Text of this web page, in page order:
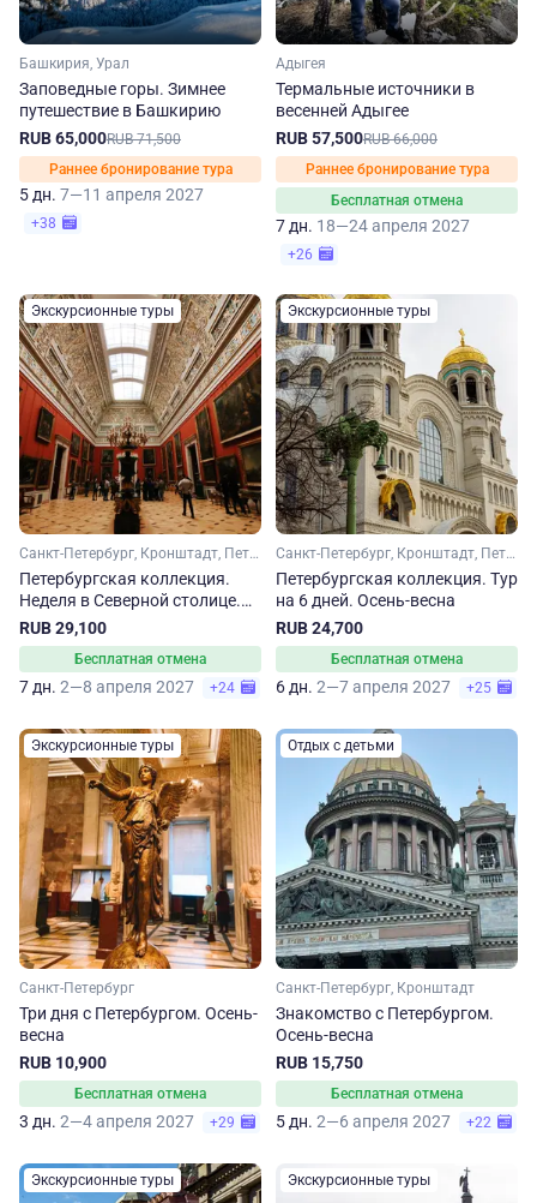
Башкирия, Урал
Заповедные горы. Зимнее
путешествие в Башкирию
RUB 65,000RUB 71,500
Раннее бронирование тура
5 дн. 7—11 апреля 2027
+38
Адыгея
Термальные источники в
весенней Адыгее
RUB 57,500RUB 66,000
Раннее бронирование тура
Бесплатная отмена
7 дн. 18—24 апреля 2027
+26
Экскурсионные туры
Санкт-Петербург, Кронштадт, Петергоф
Петербургская коллекция.
Неделя в Северной столице.
Осень-весна
RUB 29,100
Бесплатная отмена
7 дн. 2—8 апреля 2027 +24
Экскурсионные туры
Санкт-Петербург, Кронштадт, Петергоф
Петербургская коллекция. Тур
на 6 дней. Осень-весна
RUB 24,700
Бесплатная отмена
6 дн. 2—7 апреля 2027 +25
Экскурсионные туры
Санкт-Петербург
Три дня с Петербургом. Осень-
весна
RUB 10,900
Бесплатная отмена
3 дн. 2—4 апреля 2027 +29
Отдых с детьми
Санкт-Петербург, Кронштадт
Знакомство с Петербургом.
Осень-весна
RUB 15,750
Бесплатная отмена
5 дн. 2—6 апреля 2027 +22
Экскурсионные туры Экскурсионные туры